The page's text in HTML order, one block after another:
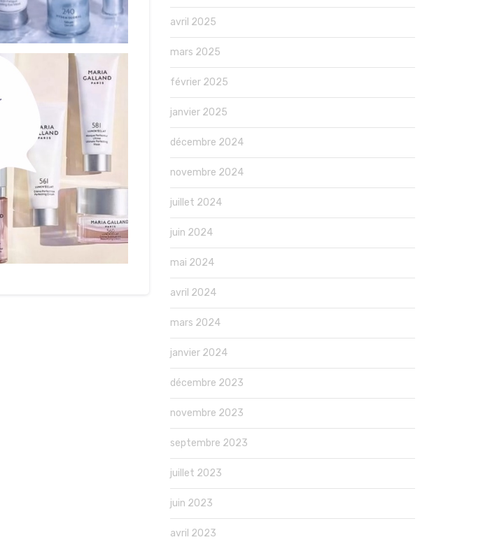
avril 2025
mars 2025
février 2025
janvier 2025
décembre 2024
novembre 2024
juillet 2024
juin 2024
mai 2024
avril 2024
mars 2024
janvier 2024
décembre 2023
novembre 2023
septembre 2023
juillet 2023
juin 2023
avril 2023